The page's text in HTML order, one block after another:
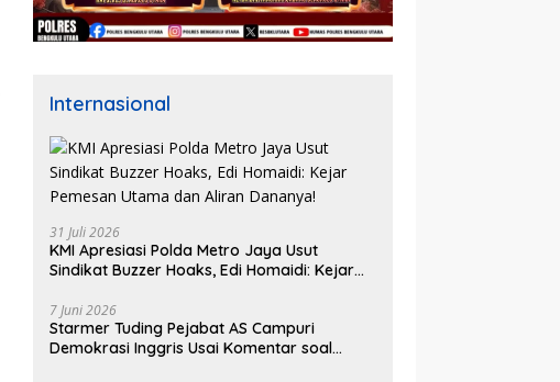
Internasional
31 Juli 2026
KMI Apresiasi Polda Metro Jaya Usut
Sindikat Buzzer Hoaks, Edi Homaidi: Kejar
7 Juni 2026
Starmer Tuding Pejabat AS Campuri
Demokrasi Inggris Usai Komentar soal